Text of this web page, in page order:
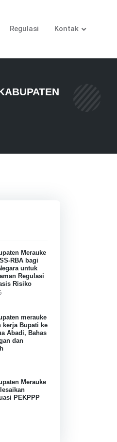
Regulasi Kontak
Merauke
RBA bagi
untuk
Regulasi
Risiko
merauke
Bupati ke
Abadi, Bahas
dan
Merauke
PEKPPP